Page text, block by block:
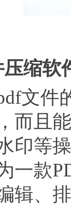
缩软
件的
而且
印等
一款
辑、